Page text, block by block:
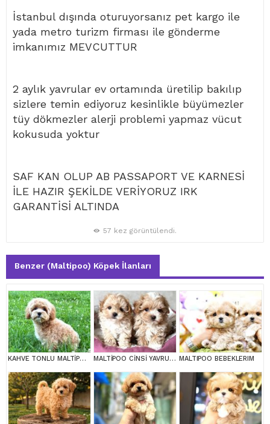
İstanbul dışında oturuyorsanız pet kargo ile
yada metro turizm firması ile gönderme
imkanımız MEVCUTTUR
2 aylık yavrular ev ortamında üretilip bakılıp
sizlere temin ediyoruz kesinlikle büyümezler
tüy dökmezler alerji problemi yapmaz vücut
kokusuda yoktur
SAF KAN OLUP AB PASSAPORT VE KARNESİ
İLE HAZIR ŞEKİLDE VERİYORUZ IRK
GARANTİSİ ALTINDA
57 kez görüntülendi.
Benzer (Maltipoo) Köpek İlanları
KAHVE TONLU MALTİPOO CİNSİ YAVRULAR MALTİPOO CİNSİ YAVRULAR EV ÜRETİMİ MALTIPOO BEBEKLERIM